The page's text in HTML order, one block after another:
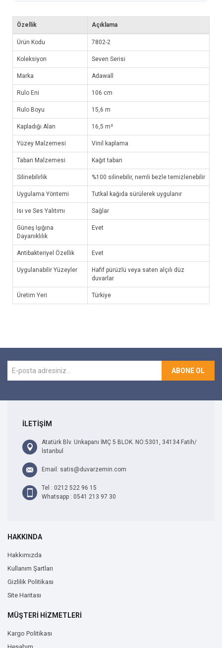
Özellik Açıklama
Ürün Kodu 7802-2
Koleksiyon Seven Serisi
Marka Adawall
Rulo Eni 106 cm
Rulo Boyu 15,6 m
Kapladığı Alan 16,5 m²
Yüzey Malzemesi Vinil kaplama
Taban Malzemesi Kağıt taban
Silinebilirlik %100 silinebilir, nemli bezle temizlenebilir
Uygulama Yöntemi Tutkal kağıda sürülerek uygulanır
Isı ve Ses Yalıtımı Sağlar
Güneş Işığına
Dayanıklılık
Evet
Antibakteriyel Özellik Evet
Uygulanabilir Yüzeyler
Hafif pürüzlü veya saten alçılı düz
duvarlar
Üretim Yeri Türkiye
ABONE OL
İLETİŞİM
Atatürk Blv. Unkapanı İMÇ 5 BLOK. NO:5301, 34134 Fatih/
İstanbul
Email: satis@duvarzemin.com
Tel : 0212 522 96 15
Whatsapp : 0541 213 97 30
HAKKINDA
Hakkımızda
Kullanım Şartları
Gizlilik Politikası
Site Haritası
MÜŞTERİ HİZMETLERİ
Kargo Politikası